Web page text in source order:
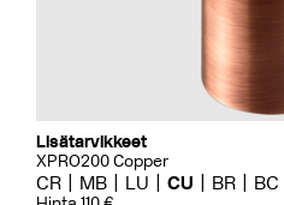
Lisätarvikkeet
XPRO200 Copper
CR MB LU CU BR BC